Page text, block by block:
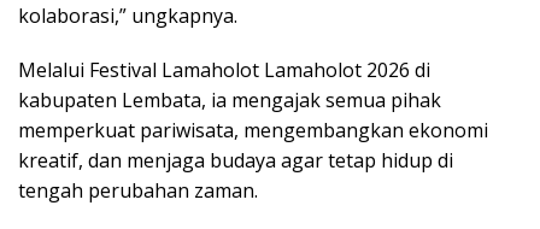
kolaborasi,” ungkapnya.
Melalui Festival Lamaholot Lamaholot 2026 di
kabupaten Lembata, ia mengajak semua pihak
memperkuat pariwisata, mengembangkan ekonomi
kreatif, dan menjaga budaya agar tetap hidup di
tengah perubahan zaman.